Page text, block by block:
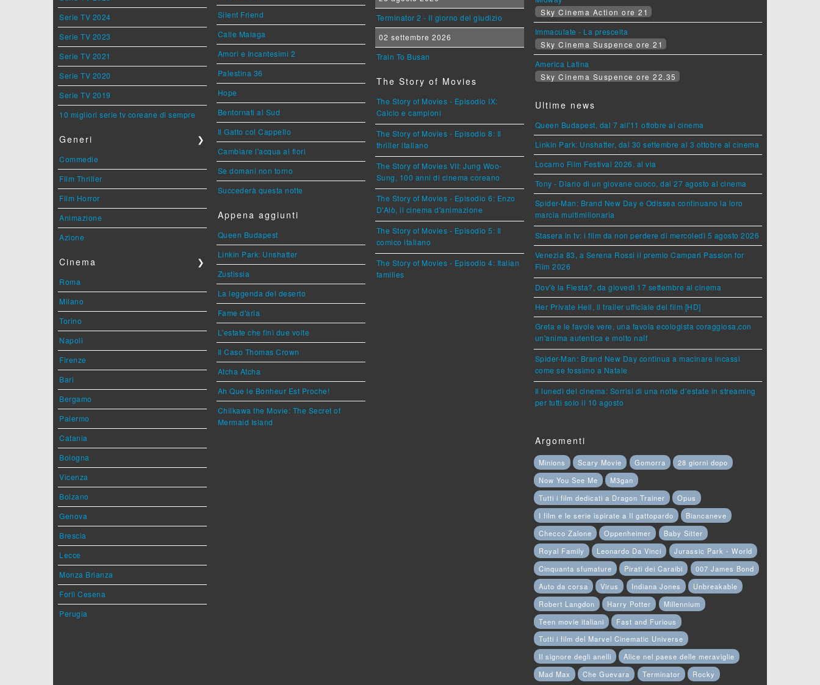
Serie TV 2024
Serie TV 2023
Serie TV 2021
Serie TV 2020
Serie TV 2019
10 migliori serie tv coreane di sempre
Generi ❯
Commedie
Film Thriller
Film Horror
Animazione
Azione
Cinema ❯
Roma
Milano
Torino
Napoli
Firenze
Bari
Bergamo
Palermo
Catania
Bologna
Vicenza
Bolzano
Genova
Brescia
Lecce
Monza Brianza
Forlì Cesena
Perugia
Silent Friend
Calle Malaga
Amori e Incantesimi 2
Palestina 36
Hope
Bentornati al Sud
Il Gatto col Cappello
Cambiare l'acqua ai fiori
Se domani non torno
Succederà questa notte
Appena aggiunti
Queen Budapest
Linkin Park: Unshatter
Zustissia
La leggenda del deserto
Fame d'aria
L'estate che finì due volte
Il Caso Thomas Crown
Atcha Atcha
Ah Que le Bonheur Est Proche!
Chiikawa the Movie: The Secret of
Mermaid Island
Terminator 2 - Il giorno del giudizio
02 settembre 2026
Train To Busan
The Story of Movies
The Story of Movies - Episodio IX:
Calcio e campioni
The Story of Movies - Episodio 8: Il
thriller italiano
The Story of Movies VII: Jung Woo-
Sung, 100 anni di cinema coreano
The Story of Movies - Episodio 6: Enzo
D'Alò, il cinema d'animazione
The Story of Movies - Episodio 5: Il
comico italiano
The Story of Movies - Episodio 4: Italian
families
Sky Cinema Action ore 21
Immaculate - La prescelta
Sky Cinema Suspence ore 21
America Latina
Sky Cinema Suspence ore 22.35
Ultime news
Queen Budapest, dal 7 all'11 ottobre al cinema
Linkin Park: Unshatter, dal 30 settembre al 3 ottobre al cinema
Locarno Film Festival 2026, al via
Tony - Diario di un giovane cuoco, dal 27 agosto al cinema
Spider-Man: Brand New Day e Odissea continuano la loro
marcia multimilionaria
Stasera in tv: i film da non perdere di mercoledì 5 agosto 2026
Venezia 83, a Serena Rossi il premio Campari Passion for
Film 2026
Dov'è la Fiesta?, da giovedì 17 settembre al cinema
Her Private Hell, il trailer ufficiale del film [HD]
Greta e le favole vere, una favola ecologista coraggiosa,con
un'anima autentica e molto naïf
Spider-Man: Brand New Day continua a macinare incassi
come se fossimo a Natale
Il lunedì del cinema: Sorrisi di una notte d’estate in streaming
per tutti solo il 10 agosto
Argomenti
Minions Scary Movie Gomorra
28 giorni dopo
Now You See Me
M3gan
Tutti i film dedicati a Dragon Trainer
Opus
I film e le serie ispirate a Il gattopardo
Biancaneve
Checco Zalone
Oppenheimer
Baby Sitter
Royal Family
Leonardo Da Vinci
Jurassic Park - World
Cinquanta sfumature
Pirati dei Caraibi
007 James Bond
Auto da corsa
Virus Indiana Jones
Unbreakable
Robert Langdon
Harry Potter
Millennium
Teen movie italiani
Fast and Furious
Tutti i film del Marvel Cinematic Universe
Il signore degli anelli
Alice nel paese delle meraviglie
Mad Max
Che Guevara Terminator Rocky